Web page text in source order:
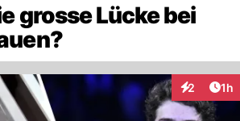
grosse Lücke bei
2 1h